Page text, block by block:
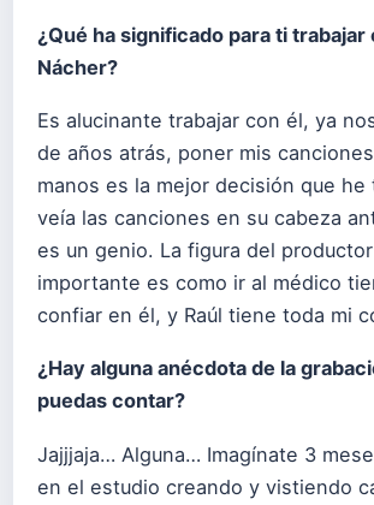
¿Qué ha significado para ti trabajar
Nácher?
Es alucinante trabajar con él, ya
de años atrás, poner mis
manos es la mejor decisión que he
veía las canciones en su cabeza
es un genio. La figura del
importante es como ir al médico
confiar en él, y Raúl tiene toda mi
¿Hay alguna anécdota de la
puedas contar?
Jajjjaja… Alguna… Imagínate 3
en el estudio creando y vistiendo